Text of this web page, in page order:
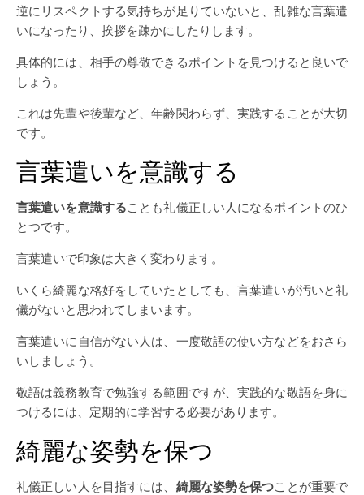
逆にリスペクトする気持ちが足りていないと、乱雑な言葉遣
いになったり、挨拶を疎かにしたりします。
具体的には、相手の尊敬できるポイントを見つけると良いで
しょう。
これは先輩や後輩など、年齢関わらず、実践することが大切
です。
言葉遣いを意識する
言葉遣いを意識することも礼儀正しい人になるポイントのひ
とつです。
言葉遣いで印象は大きく変わります。
いくら綺麗な格好をしていたとしても、言葉遣いが汚いと礼
儀がないと思われてしまいます。
言葉遣いに自信がない人は、一度敬語の使い方などをおさら
いしましょう。
敬語は義務教育で勉強する範囲ですが、実践的な敬語を身に
つけるには、定期的に学習する必要があります。
綺麗な姿勢を保つ
礼儀正しい人を目指すには、 綺麗な姿勢を保つことが重要で